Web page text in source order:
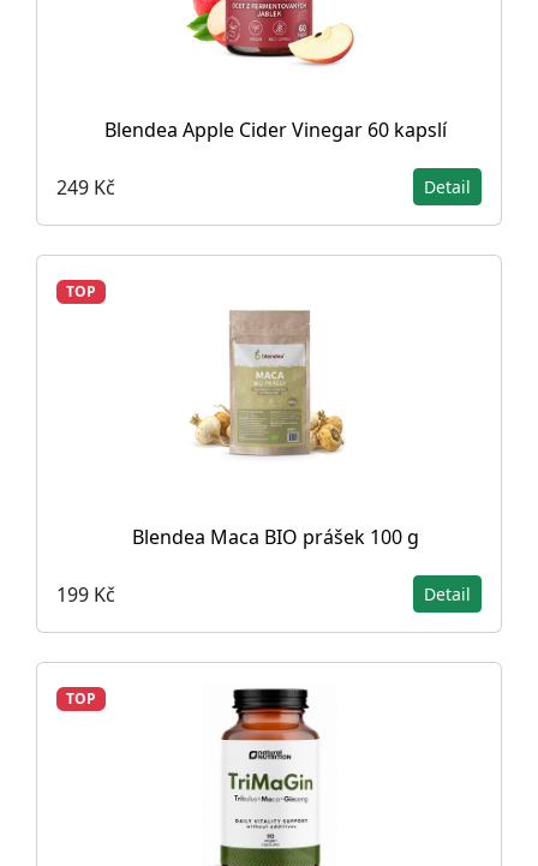
Blendea Apple Cider Vinegar 60 kapslí
249 Kč Detail
TOP
Blendea Maca BIO prášek 100 g
199 Kč Detail
TOP